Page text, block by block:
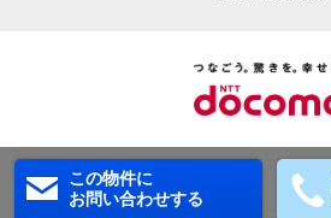
この物件に
お問い合わせする